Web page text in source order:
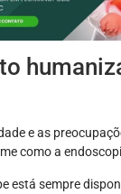
e as
como a
está sempre